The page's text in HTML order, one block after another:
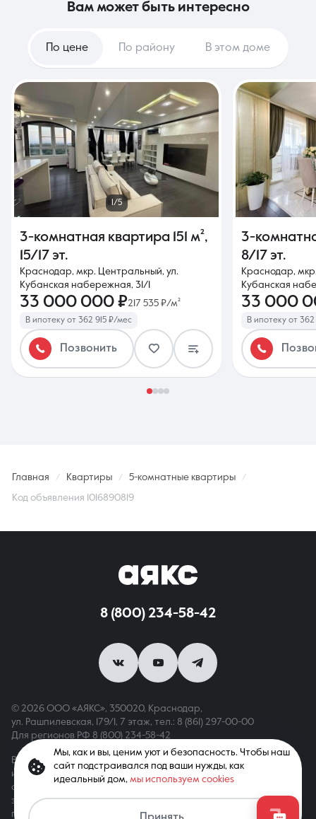
вам может быть интересно
По цене По району В этом доме
1/5
3-комнатная квартира 151 м²,
15/17 эт.
Краснодар, мкр. Центральный, ул.
Кубанская набережная, 31/1
33 000 000 ₽217 535 ₽/м²
В ипотеку от 362 915 ₽/мес
Позвонить
3-
8/17 эт.
Краснодар,
Кубанская
33 000
В ипотеку от
Главная Квартиры 5-комнатные квартиры
Код объявления 1016890819
Связаться с агентом
8 (800) 234-58-42
© 2026 ООО «АЯКС», 350020, Краснодар,
ул. Рашпилевская, 179/1, 7 этаж, тел.: 8 (861) 297-00-00
Для регионов РФ 8 (800) 234-58-42
Вся информация, опубликованная на сайте, носит только
информационный характер и не является публичной офертой,
определяемой положениями ст. 437 ГК РФ. Все права
защищены. При копировании материалов с сайта
гиперссылка обязательна
Мы, как и вы, ценим уют и безопасность. Чтобы наш
сайт подстраивался под ваши нужды, как
идеальный дом, мы используем cookies